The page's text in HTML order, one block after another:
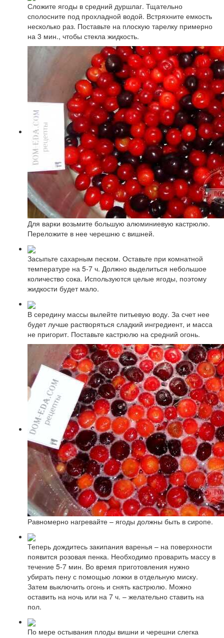
Сложите ягоды в средний дуршлаг. Тщательно
сполосните под прохладной водой. Встряхните емкость
несколько раз. Поставьте на плоскую тарелку примерно
на 3 мин., чтобы стекла жидкость.
Для варки возьмите большую алюминиевую кастрюлю.
Переложите в нее черешню с вишней.
Засыпьте сахарным песком. Оставьте при комнатной
температуре на 5-7 ч. Должно выделиться небольшое
количество сока. Используются целые ягоды, поэтому
жидкости будет мало.
В середину массы вылейте питьевую воду. За счет нее
будет лучше растворяться сладкий ингредиент, и масса
не пригорит. Поставьте кастрюлю на средний огонь.
Равномерно нагревайте – ягоды должны быть в сиропе.
Теперь дождитесь закипания варенья – на поверхности
появится розовая пенка. Необходимо проварить массу в
течение 5-7 мин. Во время приготовления нужно
убирать пену с помощью ложки в отдельную миску.
Затем выключить огонь и снять кастрюлю. Можно
оставить на ночь или на 7 ч. – желательно ставить на
пол.
По мере остывания плоды вишни и черешни слегка